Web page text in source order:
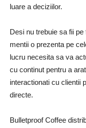
luare a deciziilor.
Desi nu trebuie sa fii
mentii o prezenta pe
lucru necesita sa va
cu continut pentru a
interactionati cu clientii
directe.
Bulletproof Coffee